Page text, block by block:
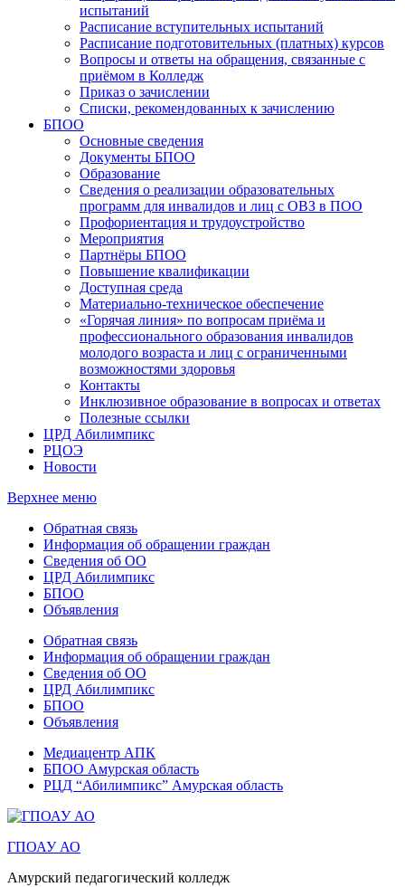
испытаний
Расписание вступительных испытаний
Расписание подготовительных (платных) курсов
Вопросы и ответы на обращения, связанные с
приёмом в Колледж
Приказ о зачислении
Списки, рекомендованных к зачислению
БПОО
Основные сведения
Документы БПОО
Образование
Сведения о реализации образовательных
программ для инвалидов и лиц с ОВЗ в ПОО
Профориентация и трудоустройство
Мероприятия
Партнёры БПОО
Повышение квалификации
Доступная среда
Материально-техническое обеспечение
«Горячая линия» по вопросам приёма и
профессионального образования инвалидов
молодого возраста и лиц с ограниченными
возможностями здоровья
Контакты
Инклюзивное образование в вопросах и ответах
Полезные ссылки
ЦРД Абилимпикс
РЦОЭ
Новости
Верхнее меню
Обратная связь
Информация об обращении граждан
Сведения об ОО
ЦРД Абилимпикс
БПОО
Объявления
Обратная связь
Информация об обращении граждан
Сведения об ОО
ЦРД Абилимпикс
БПОО
Объявления
Медиацентр АПК
БПОО Амурская область
РЦД “Абилимпикс” Амурская область
ГПОАУ АО
Амурский педагогический колледж